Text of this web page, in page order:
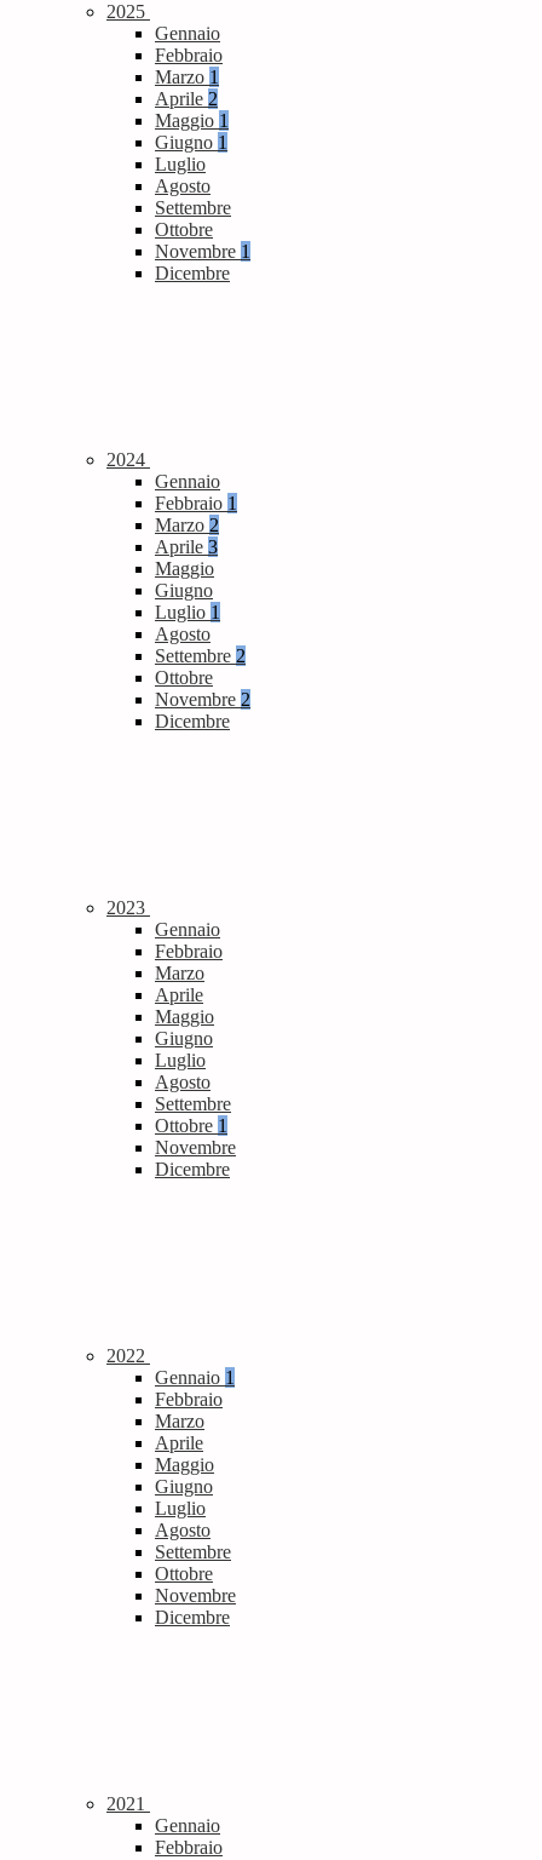
2025
Gennaio
Febbraio
Marzo 1
Aprile 2
Maggio 1
Giugno 1
Luglio
Agosto
Settembre
Ottobre
Novembre 1
Dicembre
2024
Gennaio
Febbraio 1
Marzo 2
Aprile 3
Maggio
Giugno
Luglio 1
Agosto
Settembre 2
Ottobre
Novembre 2
Dicembre
2023
Gennaio
Febbraio
Marzo
Aprile
Maggio
Giugno
Luglio
Agosto
Settembre
Ottobre 1
Novembre
Dicembre
2022
Gennaio 1
Febbraio
Marzo
Aprile
Maggio
Giugno
Luglio
Agosto
Settembre
Ottobre
Novembre
Dicembre
2021
Gennaio
Febbraio